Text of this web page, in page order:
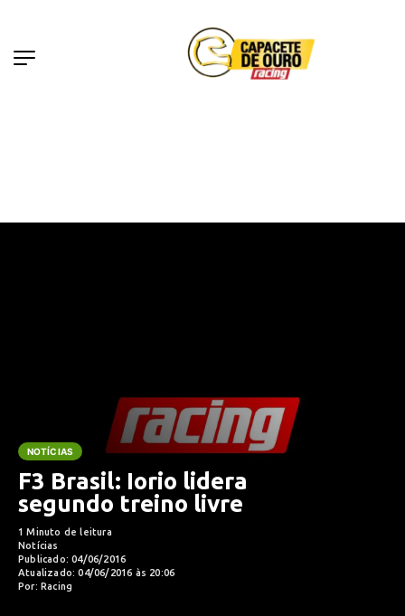
NOTÍCIAS
F3 Brasil: Iorio lidera
segundo treino livre
1 Minuto de leitura
Notícias
Publicado: 04/06/2016
Atualizado: 04/06/2016 às 20:06
Por: Racing